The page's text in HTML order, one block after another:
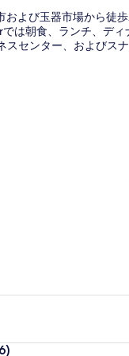
および玉器市場から徒
は朝食、ランチ、デ
スセンター、およびス